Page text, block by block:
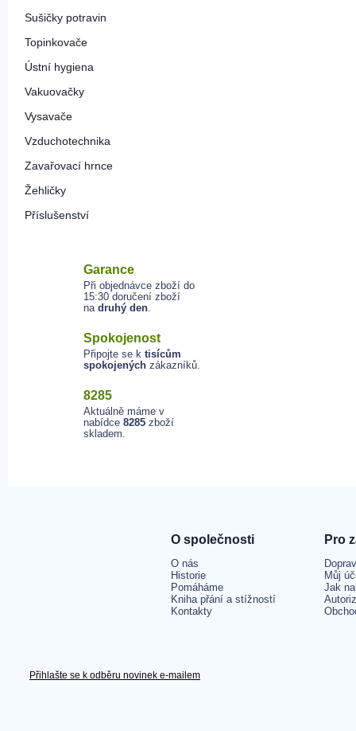
Sušičky potravin
Topinkovače
Ústní hygiena
Vakuovačky
Vysavače
Vzduchotechnika
Zavařovací hrnce
Žehličky
Příslušenství
Garance
Při objednávce zboží do
15:30 doručení zboží
na druhý den.
Spokojenost
Připojte se k tisícům
spokojených zákazníků.
8285
Aktuálně máme v
nabídce 8285 zboží
skladem.
O společnosti
O nás
Historie
Pomáháme
Kniha přání a stížností
Kontakty
Pro
Můj
Jak
Přihlašte se k odběru novinek e-mailem